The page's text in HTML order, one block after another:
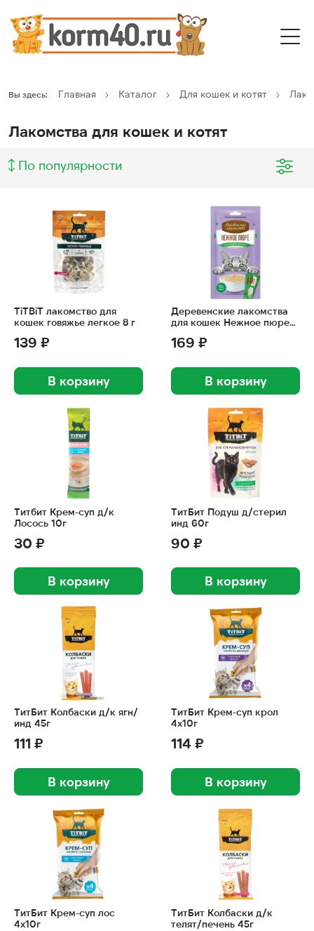
Вы здесь: Главная Каталог Для кошек и котят
Лакомства для кошек и котят
По популярности
TiTBiT лакомство для
кошек говяжье легкое 8 г
139 ₽
В корзину
Деревенские лакомства
для кошек Нежное пюре
169 ₽
В корзину
Титбит Крем-суп д/к
Лосось 10г
30 ₽
В корзину
ТитБит Подуш д/стерил
инд 60г
90 ₽
В корзину
ТитБит Колбаски д/к ягн/
инд 45г
111 ₽
В корзину
ТитБит Крем-суп крол
4х10г
114 ₽
В корзину
ТитБит Крем-суп лос
4х10г
ТитБит Колбаски д/к
телят/печень 45г